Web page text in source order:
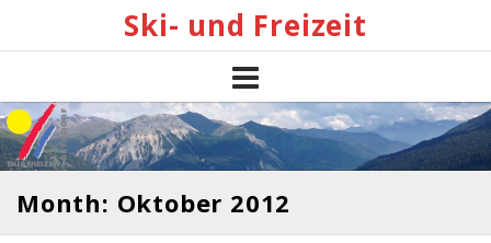
Ski- und Freizeit
Month: Oktober 2012